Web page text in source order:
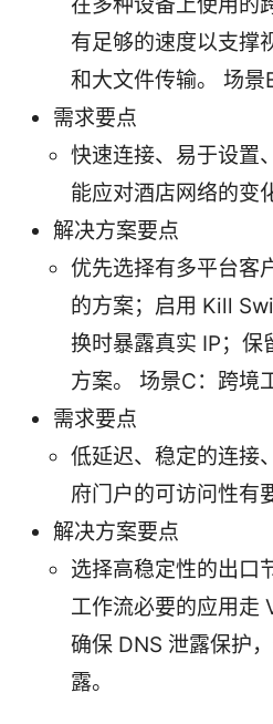
有足够的速度以支撑
和大文件传输。 场
需求要点
快速连接、易于设置
能应对酒店网络的变
解决方案要点
优先选择有多平台客
的方案；启用 Kill
换时暴露真实 IP；保
方案。 场景C：跨境
需求要点
低延迟、稳定的连接
府门户的可访问性有
解决方案要点
选择高稳定性的出口
工作流必要的应用走
确保 DNS 泄露保护
露。